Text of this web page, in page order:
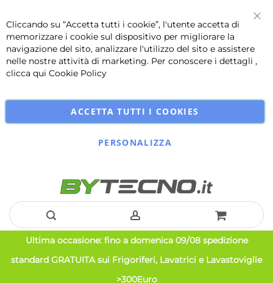
Cliccando su “Accetta tutti i cookie”, l'utente accetta di
memorizzare i cookie sul dispositivo per migliorare la
navigazione del sito, analizzare l'utilizzo del sito e assistere
nelle nostre attività di marketing. Per conoscere i dettagli ,
clicca qui Cookie Policy
ACCETTA TUTTI I COOKIES
PERSONALIZZA
Salta
al
Ultima occasione: fino a domenica 09/08 spedizione
standard GRATUITA sui Frigoriferi, Lavatrici e Lavastoviglie
>300Euro